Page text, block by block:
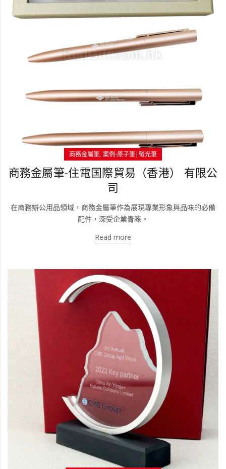
商務金屬筆 案例-原子筆|螢光筆
商務金屬筆-住電国際貿易（香港） 有限公
司
在商務辦公用品領域，商務金屬筆作為展現專業形象與品味的必備
配件，深受企業青睞。
Read more